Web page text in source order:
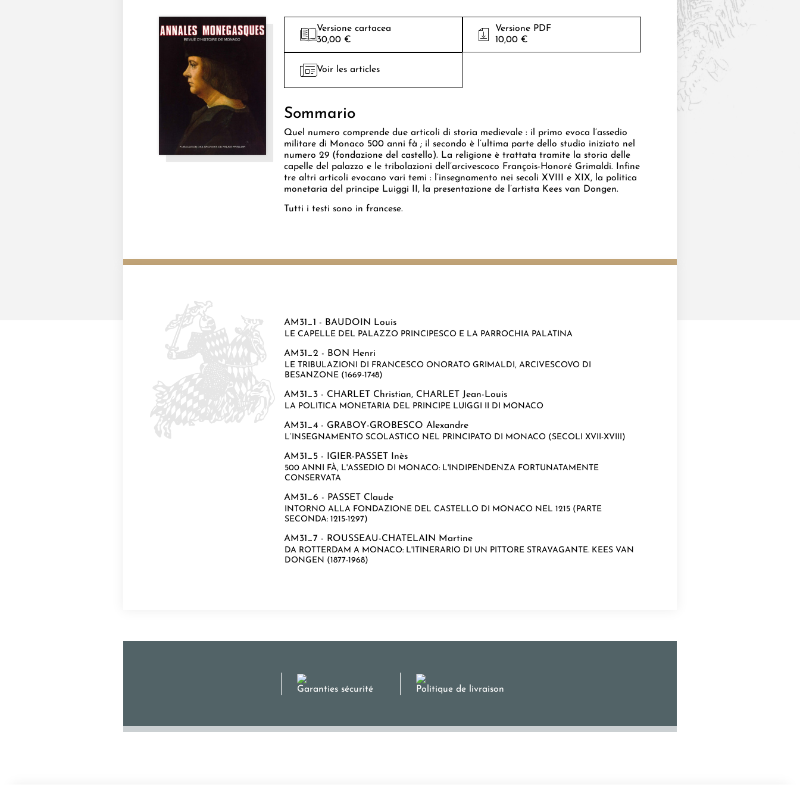
Versione cartacea
30,00 €
Versione PDF
10,00 €
Voir les articles
Sommario
Quel numero comprende due articoli di storia medievale : il primo evoca l’assedio
militare di Monaco 500 anni fà ; il secondo è l’ultima parte dello studio iniziato nel
numero 29 (fondazione del castello). La religione è trattata tramite la storia delle
capelle del palazzo e le tribolazioni dell’arcivescoco François-Honoré Grimaldi. Infine
tre altri articoli evocano vari temi : l’insegnamento nei secoli XVIII e XIX, la politica
monetaria del principe Luiggi II, la presentazione de l’artista Kees van Dongen.
Tutti i testi sono in francese.
AM31_1 - BAUDOIN Louis
LE CAPELLE DEL PALAZZO PRINCIPESCO E LA PARROCHIA PALATINA
AM31_2 - BON Henri
LE TRIBULAZIONI DI FRANCESCO ONORATO GRIMALDI, ARCIVESCOVO DI
BESANZONE (1669-1748)
AM31_3 - CHARLET Christian, CHARLET Jean-Louis
LA POLITICA MONETARIA DEL PRINCIPE LUIGGI II DI MONACO
AM31_4 - GRABOY-GROBESCO Alexandre
L’INSEGNAMENTO SCOLASTICO NEL PRINCIPATO DI MONACO (SECOLI XVII-XVIII)
AM31_5 - IGIER-PASSET Inès
500 ANNI FÀ, L'ASSEDIO DI MONACO: L'INDIPENDENZA FORTUNATAMENTE
CONSERVATA
AM31_6 - PASSET Claude
INTORNO ALLA FONDAZIONE DEL CASTELLO DI MONACO NEL 1215 (PARTE
SECONDA: 1215-1297)
AM31_7 - ROUSSEAU-CHATELAIN Martine
DA ROTTERDAM A MONACO: L'ITINERARIO DI UN PITTORE STRAVAGANTE. KEES VAN
DONGEN (1877-1968)
Garanties sécurité Politique de livraison